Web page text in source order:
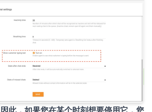
此，如果您在某个时刻想要停用它，您